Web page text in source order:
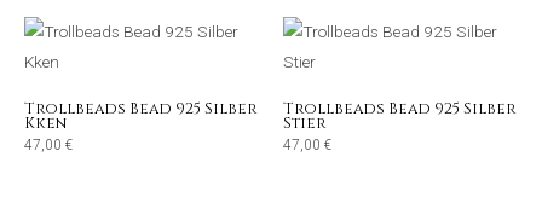
Trollbeads Bead 925 Silber
Kken
47,00 €
Trollbeads Bead 925 Silber
Stier
47,00 €